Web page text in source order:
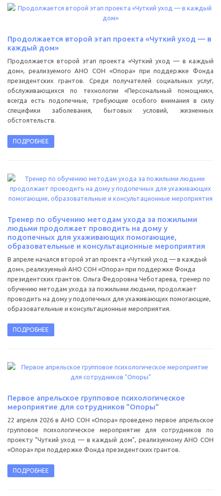
Продолжается второй этап проекта «Чуткий уход — в
каждый дом»
Продолжается второй этап проекта «Чуткий уход — в каждый
дом», реализуемого АНО СОН «Опора» при поддержке Фонда
президентских грантов. Среди получателей социальных услуг,
обслуживающихся по технологии «Персональный помощник»,
всегда есть подопечные, требующие особого внимания в силу
специфики заболевания, бытовых условий, жизненных
обстоятельств.
ПОДРОБНЕЕ
Тренер по обучению методам ухода за пожилыми
людьми продолжает проводить на дому у
подопечных для ухаживающих помогающие,
образовательные и консультационные мероприятия
В апреле начался второй этап проекта «Чуткий уход — в каждый
дом», реализуемый АНО СОН «Опора» при поддержке Фонда
президентских грантов. Ольга Федоровна Чеботарева, тренер по
обучению методам ухода за пожилыми людьми, продолжает
проводить на дому у подопечных для ухаживающих помогающие,
образовательные и консультационные мероприятия.
ПОДРОБНЕЕ
Первое апрельское групповое психологическое
мероприятие для сотрудников "Опоры"
22 апреля 2026 в АНО СОН «Опора» проведено первое апрельское
групповое психологическое мероприятие для сотрудников по
проекту "Чуткий уход — в каждый дом", реализуемому АНО СОН
«Опора» при поддержке Фонда президентских грантов.
ПОДРОБНЕЕ